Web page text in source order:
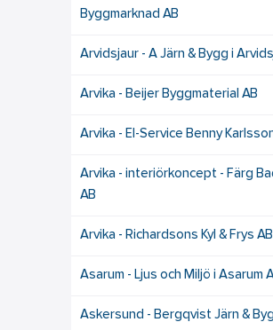
Byggmarknad AB
Arvidsjaur - A Järn & Bygg i
Arvika - Beijer Byggmaterial AB
Arvika - El-Service Benny
Arvika - interiörkoncept - Färg
AB
Arvika - Richardsons Kyl & Frys AB
Asarum - Ljus och Miljö i Asarum
Askersund - Bergqvist Järn &